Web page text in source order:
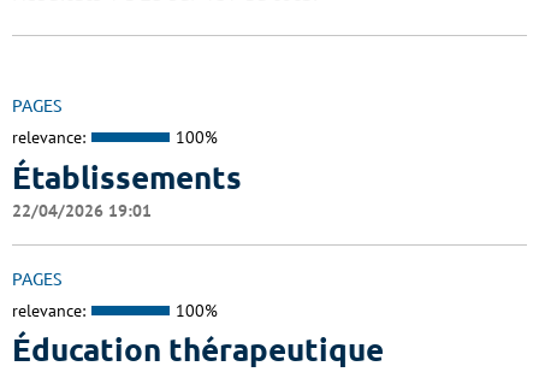
PAGES
relevance: 100%
Établissements
22/04/2026 19:01
PAGES
relevance: 100%
Éducation thérapeutique